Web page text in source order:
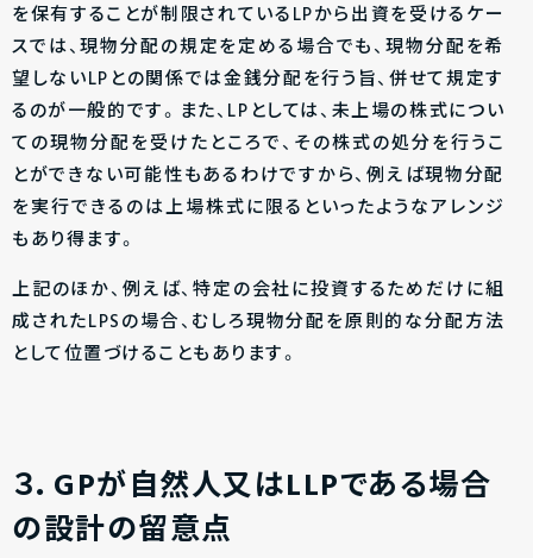
を保有することが制限されているLPから出資を受けるケー
スでは、現物分配の規定を定める場合でも、現物分配を希
望しないLPとの関係では金銭分配を行う旨、併せて規定す
るのが一般的です。また、LPとしては、未上場の株式につい
ての現物分配を受けたところで、その株式の処分を行うこ
とができない可能性もあるわけですから、例えば現物分配
を実行できるのは上場株式に限るといったようなアレンジ
もあり得ます。
上記のほか、例えば、特定の会社に投資するためだけに組
成されたLPSの場合、むしろ現物分配を原則的な分配方法
として位置づけることもあります。
３．GPが自然人又はLLPである場合
の設計の留意点